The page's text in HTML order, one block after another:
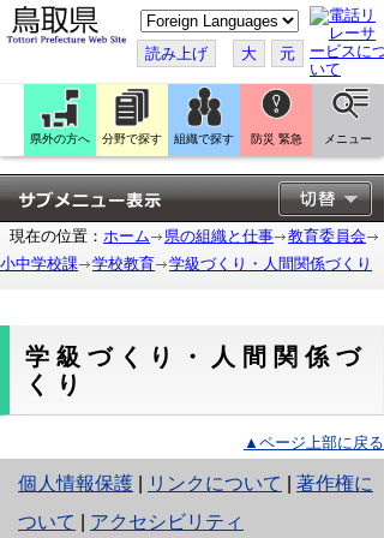
こ
の
ペ
ー
ジ
翻
訳
す
る
読み上げ 大 元
県外の方へ 分野で探す 組織で探す 防災 緊急 メニュー
現在の位置： ホーム 県の組織と仕事
教育委員会
小中学校課
学校教育 学級づくり・人間関係づくり
学級づくり・人間関係づ
くり
▲ページ上部に戻る
個人情報保護
と
り
リンクについて
著作権に
ついて
アクセシビリティ